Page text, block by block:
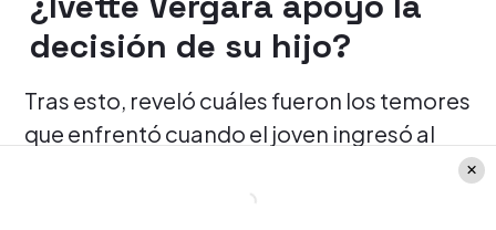
decisión de su hijo?
Tras esto, reveló cuáles fueron los temores
que enfrentó cuando el joven ingresó al
acuerdo con su decisión.